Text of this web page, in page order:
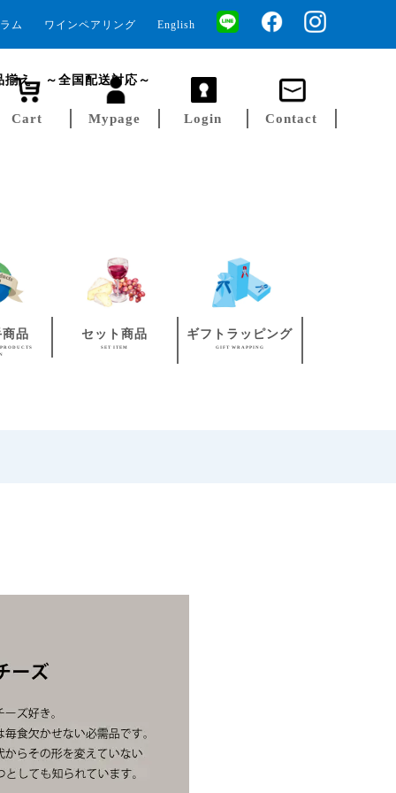
English
ワインペアリング
ム
揃え ～全国配送対応～
Contact
Login
Mypage
Cart
品 セット商品
SET ITEM
ギフトラッピング
GIFT WRAPPING